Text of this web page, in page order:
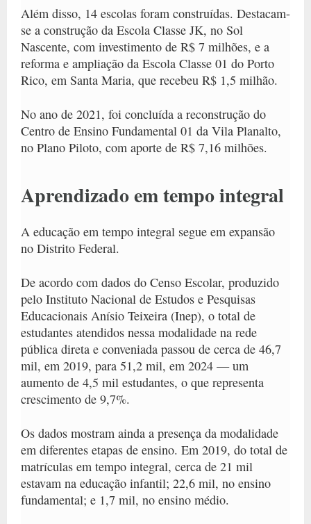
Além disso, 14 escolas foram construídas. Destacam-
se a construção da Escola Classe JK, no Sol
Nascente, com investimento de R$ 7 milhões, e a
reforma e ampliação da Escola Classe 01 do Porto
Rico, em Santa Maria, que recebeu R$ 1,5 milhão.
No ano de 2021, foi concluída a reconstrução do
Centro de Ensino Fundamental 01 da Vila Planalto,
no Plano Piloto, com aporte de R$ 7,16 milhões.
Aprendizado em tempo integral
A educação em tempo integral segue em expansão
no Distrito Federal.
De acordo com dados do Censo Escolar, produzido
pelo Instituto Nacional de Estudos e Pesquisas
Educacionais Anísio Teixeira (Inep), o total de
estudantes atendidos nessa modalidade na rede
pública direta e conveniada passou de cerca de 46,7
mil, em 2019, para 51,2 mil, em 2024 — um
aumento de 4,5 mil estudantes, o que representa
crescimento de 9,7%.
Os dados mostram ainda a presença da modalidade
em diferentes etapas de ensino. Em 2019, do total de
matrículas em tempo integral, cerca de 21 mil
estavam na educação infantil; 22,6 mil, no ensino
fundamental; e 1,7 mil, no ensino médio.